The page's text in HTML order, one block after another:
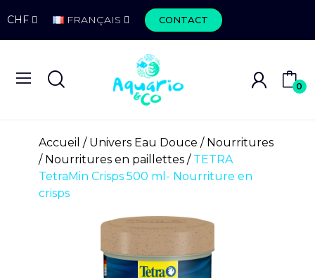
CHF FRANÇAIS CONTACT
0
Accueil Univers Eau Douce
Nourritures
Nourritures en paillettes
TETRA
TetraMin Crisps 500 ml- Nourriture en
crisps